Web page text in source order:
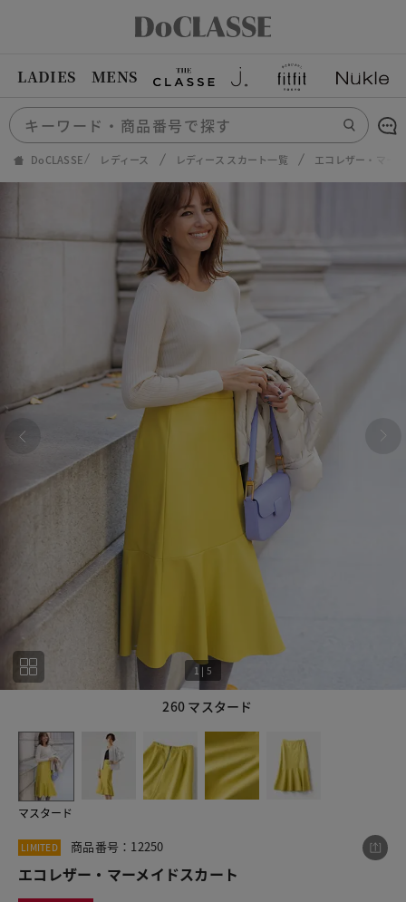
LADIES MENS
DoCLASSE レディース レディース スカート一覧 エコレザー・マー
260 マスタード
1 | 5
マスタード
LIMITED 商品番号：12250
エコレザー・マーメイドスカート
この商品をシェアする